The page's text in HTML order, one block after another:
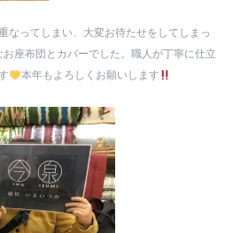
なってしまい、大変お待たせをしてしまっ
座布団とカバーでした。職人が丁寧に仕立
本年もよろしくお願いします